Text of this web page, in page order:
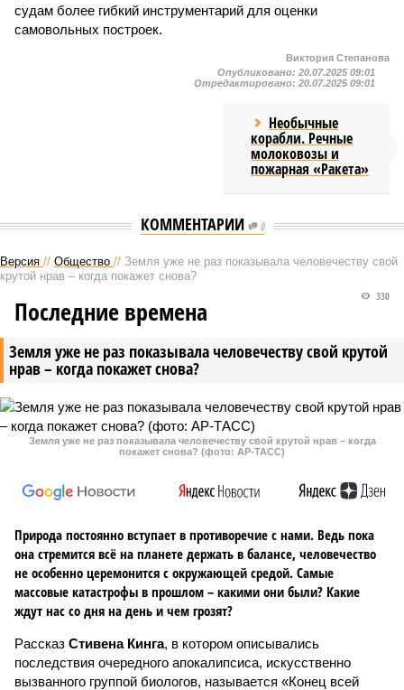
судам более гибкий инструментарий для оценки
самовольных построек.
Виктория Степанова
Опубликовано: 20.07.2025 09:01
Отредактировано: 20.07.2025 09:01
Необычные
корабли. Речные
молоковозы и
пожарная «Ракета»
КОММЕНТАРИИ 0
Версия // Общество // Земля уже не раз показывала человечеству свой
крутой нрав – когда покажет снова?
Земля уже не раз показывала человечеству свой крутой
нрав – когда покажет снова?
330
Последние времена
Земля уже не раз показывала человечеству свой крутой нрав – когда
покажет снова? (фото: АР-ТАСС)
Природа постоянно вступает в противоречие с нами. Ведь пока
она стремится всё на планете держать в балансе, человечество
не особенно церемонится с окружающей средой. Самые
массовые катастрофы в прошлом – какими они были? Какие
ждут нас со дня на день и чем грозят?
Рассказ Стивена Кинга, в котором описывались
последствия очередного апокалипсиса, искусственно
вызванного группой биологов, называется «Конец всей